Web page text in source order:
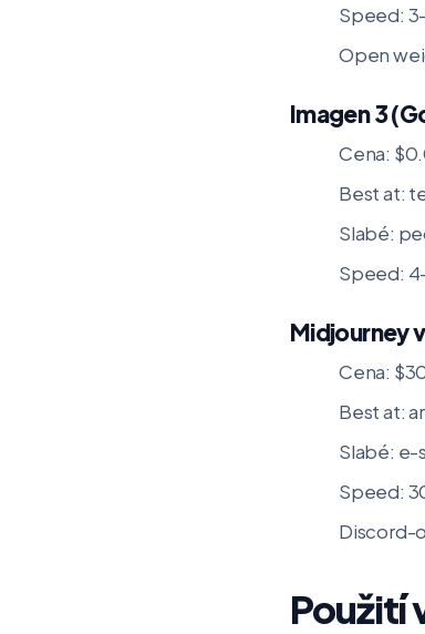
Speed:
Open
Imagen 3
Cena:
Best at:
Slabé:
Speed:
Midjourney
Cena:
Best at:
Slabé: e-
Speed:
Discord-
Použití